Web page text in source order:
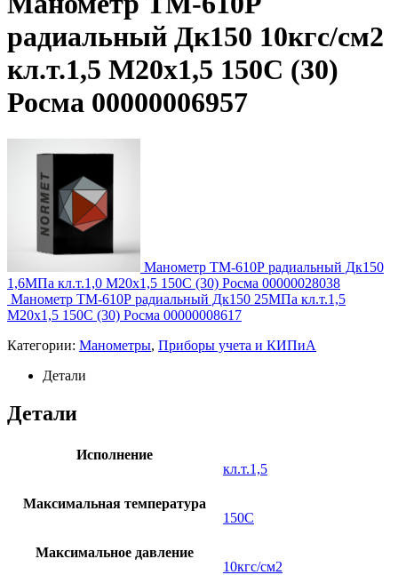
радиальный Дк150 10кгс/см2
кл.т.1,5 М20х1,5 150C (30)
Росма 00000006957
Манометр ТМ-610Р радиальный Дк150
1,6МПа кл.т.1,0 М20х1,5 150C (30) Росма 00000028038
Манометр ТМ-610Р радиальный Дк150 25МПа кл.т.1,5
М20х1,5 150C (30) Росма 00000008617
Категории: Манометры, Приборы учета и КИПиА
Детали
Детали
Исполнение
кл.т.1,5
Максимальная температура
150C
Максимальное давление
10кгс/см2